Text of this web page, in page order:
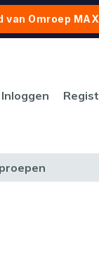
van Omroep MAX
Inloggen